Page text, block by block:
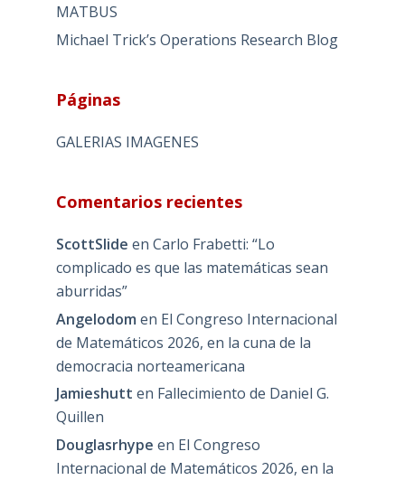
MATBUS
Michael Trick’s Operations Research Blog
Páginas
GALERIAS IMAGENES
Comentarios recientes
ScottSlide en Carlo Frabetti: “Lo
complicado es que las matemáticas sean
aburridas”
Angelodom en El Congreso Internacional
de Matemáticos 2026, en la cuna de la
democracia norteamericana
Jamieshutt en Fallecimiento de Daniel G.
Quillen
Douglasrhype en El Congreso
Internacional de Matemáticos 2026, en la